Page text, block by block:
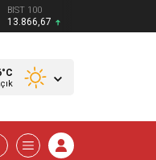
BIST 100
13.866,67
°C